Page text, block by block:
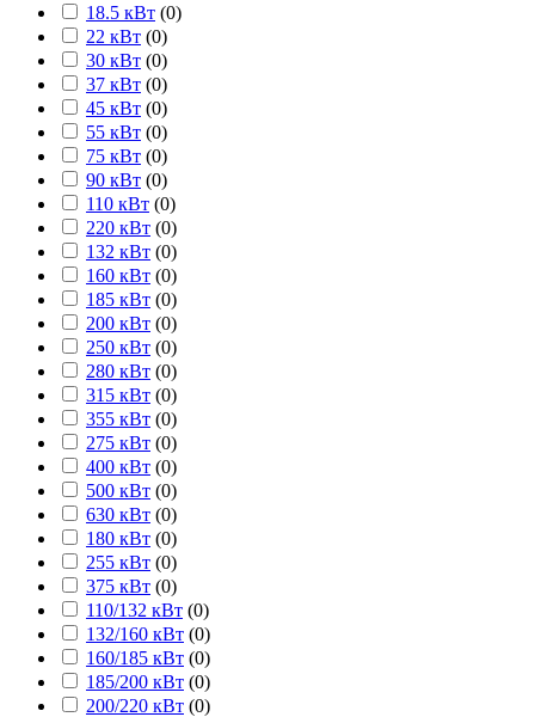
18.5 кВт (0)
22 кВт (0)
30 кВт (0)
37 кВт (0)
45 кВт (0)
55 кВт (0)
75 кВт (0)
90 кВт (0)
110 кВт (0)
220 кВт (0)
132 кВт (0)
160 кВт (0)
185 кВт (0)
200 кВт (0)
250 кВт (0)
280 кВт (0)
315 кВт (0)
355 кВт (0)
275 кВт (0)
400 кВт (0)
500 кВт (0)
630 кВт (0)
180 кВт (0)
255 кВт (0)
375 кВт (0)
110/132 кВт (0)
132/160 кВт (0)
160/185 кВт (0)
185/200 кВт (0)
200/220 кВт (0)